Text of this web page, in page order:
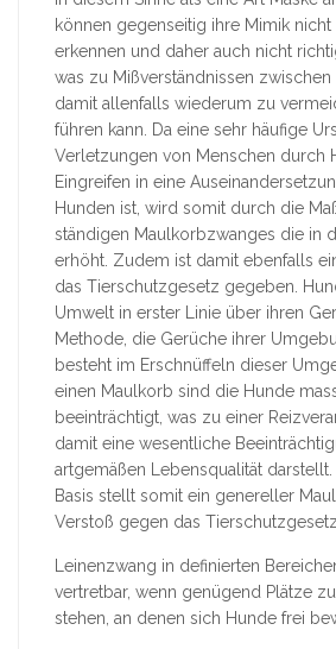
können gegenseitig ihre Mimik nicht
erkennen und daher auch nicht
was zu Mißverständnissen zwischen
damit allenfalls wiederum zu
führen kann. Da eine sehr häufige
Verletzungen von Menschen durch
Eingreifen in eine
Hunden ist, wird somit durch die
ständigen Maulkorbzwanges die in
erhöht. Zudem ist damit ebenfalls
das Tierschutzgesetz gegeben.
Umwelt in erster Linie über ihren
Methode, die Gerüche ihrer
besteht im Erschnüffeln dieser
einen Maulkorb sind die Hunde
beeinträchtigt, was zu einer
damit eine wesentliche
artgemäßen Lebensqualität
Basis stellt somit ein genereller
Verstoß gegen das
Leinenzwang in definierten
vertretbar, wenn genügend Plätze
stehen, an denen sich Hunde frei